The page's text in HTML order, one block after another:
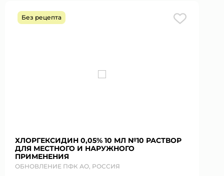
Без рецепта
ХЛОРГЕКСИДИН 0,05% 10 МЛ №10 РАСТВОР
ДЛЯ МЕСТНОГО И НАРУЖНОГО
ПРИМЕНЕНИЯ
ОБНОВЛЕНИЕ ПФК АО, РОССИЯ